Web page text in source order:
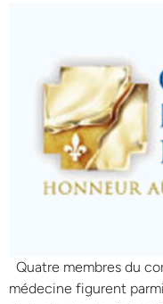
Quatre membres du
médecine figurent